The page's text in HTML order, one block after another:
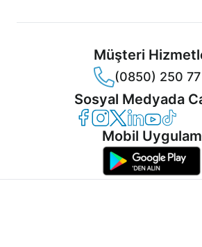
Müşteri
(0850) 250 77
Sosyal Medyada
Casper Facebook
Casper Instagram
Casper Twitter
Casper
CasperCasper
Mobil